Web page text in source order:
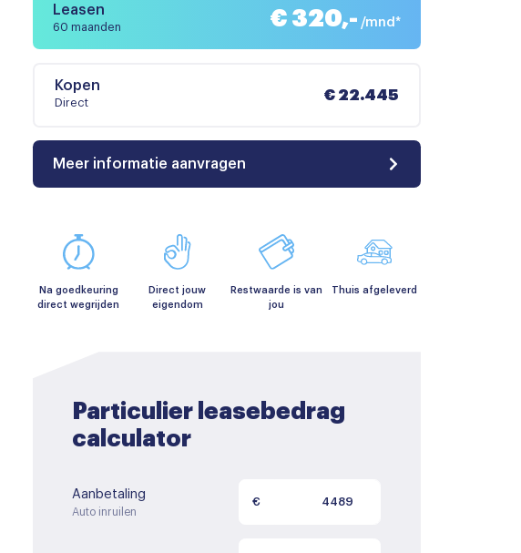
Leasen
60 maanden € 320,- /mnd*
Kopen
Direct
€ 22.445
Meer informatie aanvragen
Na goedkeuring
direct wegrijden
Direct jouw
eigendom
Restwaarde is van
jou
Thuis afgeleverd
Particulier leasebedrag
calculator
Aanbetaling
Auto inruilen
€